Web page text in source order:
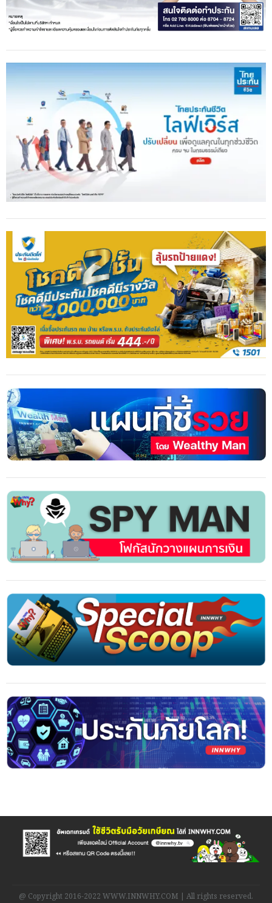
@ Copyright 2016-2022 WWW.INNWHY.COM | All rights reserved.